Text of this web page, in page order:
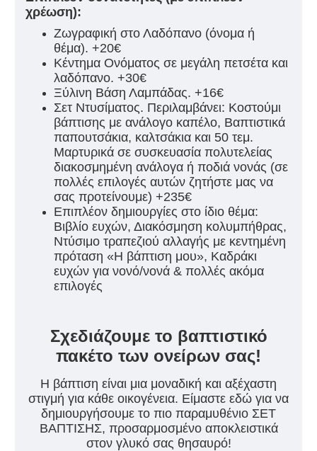
χρέωση):
Ζωγραφική στο Λαδόπανο (όνομα ή
θέμα). +20€
Κέντημα Ονόματος σε μεγάλη πετσέτα και
λαδόπανο. +30€
Ξύλινη Βάση Λαμπάδας. +16€
Σετ Ντυσίματος. Περιλαμβάνει: Κοστούμι
βάπτισης με ανάλογο καπέλο, Βαπτιστικά
παπουτσάκια, καλτσάκια και 50 τεμ.
Μαρτυρικά σε συσκευασία πολυτελείας
διακοσμημένη ανάλογα ή ποδιά νονάς (σε
πολλές επιλογές αυτών ζητήστε μας να
σας προτείνουμε) +235€
Επιπλέον δημιουργίες στο ίδιο θέμα:
Βιβλίο ευχών, Διακόσμηση κολυμπήθρας,
Ντύσιμο τραπεζιού αλλαγής με κεντημένη
πρόταση «Η βάπτιση μου», Καδράκι
ευχών για νονό/νονά & πολλές ακόμα
επιλογές
Σχεδιάζουμε το βαπτιστικό
πακέτο των ονείρων σας!
Η βάπτιση είναι μια μοναδική και αξέχαστη
στιγμή για κάθε οικογένεια. Είμαστε εδώ για να
δημιουργήσουμε το πιο παραμυθένιο ΣΕΤ
ΒΑΠΤΙΣΗΣ, προσαρμοσμένο αποκλειστικά
στον γλυκό σας θησαυρό!